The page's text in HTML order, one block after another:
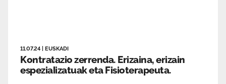
11.07.24 EUSKADI
Kontratazio zerrenda. Erizaina, erizain
espezializatuak eta Fisioterapeuta.